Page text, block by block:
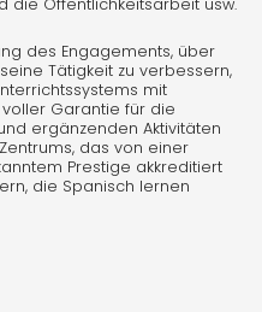
die Öffentlichkeitsarbeit usw.
des Engagements, über
Tätigkeit zu verbessern,
mit
Garantie für die
ergänzenden Aktivitäten
das von einer
Prestige akkreditiert
die Spanisch lernen